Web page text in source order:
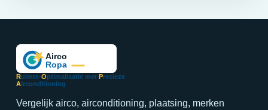
Ruimte-Optimalisatie met Precieze
Airconditioning
Vergelijk airco, airconditioning, plaatsing, merken